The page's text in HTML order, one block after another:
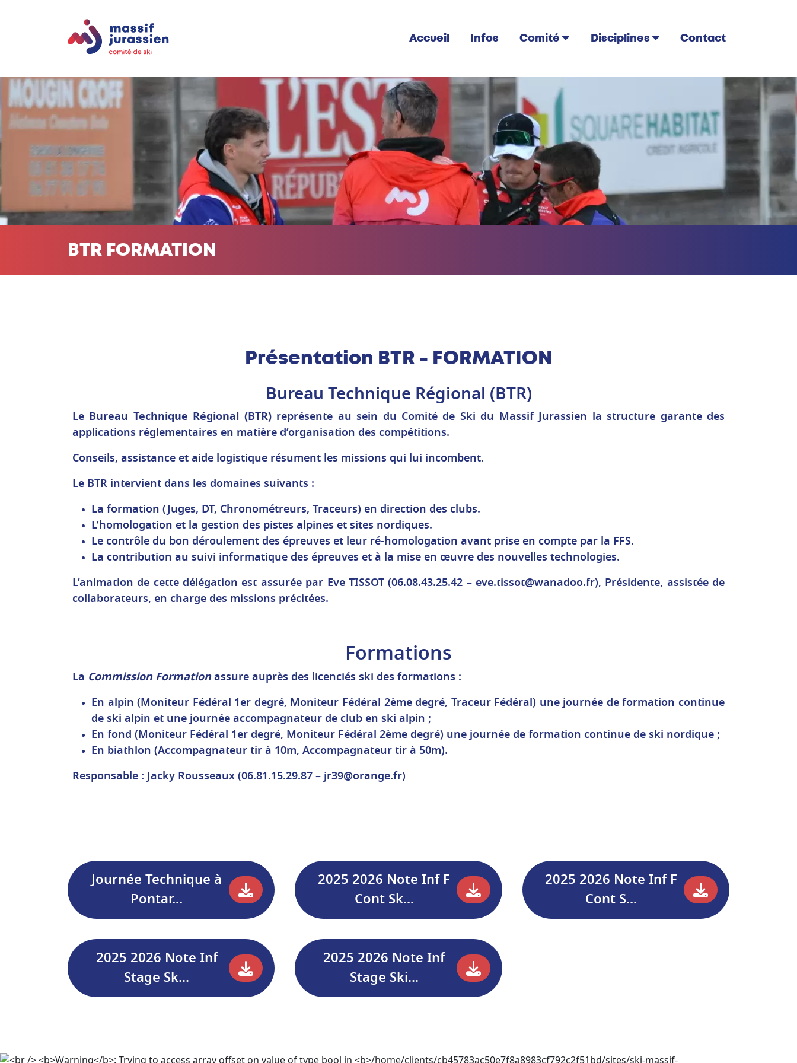
Accueil Infos Comité Disciplines Contact
BTR FORMATION
Présentation BTR - FORMATION
Bureau Technique Régional (BTR)
Le Bureau Technique Régional (BTR)représente au sein du Comité de Ski du Massif Jurassien la structure garante des
applications réglementaires en matière d’organisation des compétitions.
Conseils, assistance et aide logistique résument les missions qui lui incombent.
Le BTR intervient dans les domaines suivants :
La formation (Juges, DT, Chronométreurs, Traceurs) en direction des clubs.
L’homologation et la gestion des pistes alpines et sites nordiques.
Le contrôle du bon déroulement des épreuves et leur ré-homologation avant prise en compte par la FFS.
La contribution au suivi informatique des épreuves et à la mise en œuvre des nouvelles technologies.
L’animation de cette délégation est assurée par Eve TISSOT (06.08.43.25.42 – eve.tissot@wanadoo.fr), Présidente, assistée de
collaborateurs, en charge des missions précitées.
Formations
La Commission Formationassure auprès des licenciés ski des formations :
En alpin (Moniteur Fédéral 1er degré, Moniteur Fédéral 2ème degré, Traceur Fédéral) une journée de formation continue
de ski alpin et une journée accompagnateur de club en ski alpin ;
En fond (Moniteur Fédéral 1er degré, Moniteur Fédéral 2ème degré) une journée de formation continue de ski nordique ;
En biathlon (Accompagnateur tir à 10m, Accompagnateur tir à 50m).
Responsable : Jacky Rousseaux (06.81.15.29.87 – jr39@orange.fr)
Journée Technique à
Pontar...
2025 2026 Note Inf F
Cont Sk...
2025 2026 Note Inf F
Cont S...
2025 2026 Note Inf
Stage Sk...
2025 2026 Note Inf
Stage Ski...